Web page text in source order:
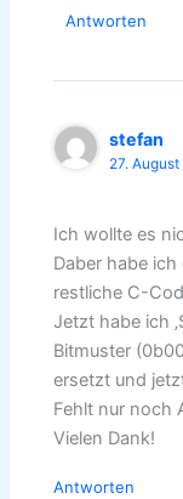
Antworten
stefan
27.
Ich wollte es
Daber habe
restliche C-
Jetzt habe ich
Bitmuster
ersetzt und
Fehlt nur noch
Vielen Dank!
Antworten